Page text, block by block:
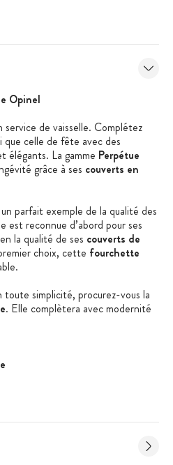
Opinel
service de vaisselle. Complétez
celle de fête avec des
élégants. La gamme Perpétue
grâce à ses couverts en
parfait exemple de la qualité des
est reconnue d’abord pour ses
la qualité de ses couverts de
choix, cette fourchette
simplicité, procurez-vous la
. Elle complètera avec modernité